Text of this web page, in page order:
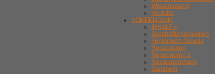
Wissensstand
Youtube
KOMPENDIUM
INHALT >
Beschaffungsquellen
Fehlersuch-Tabelle
Reparaturen
Reparaturen 2
Restaurierungen
Sammeln